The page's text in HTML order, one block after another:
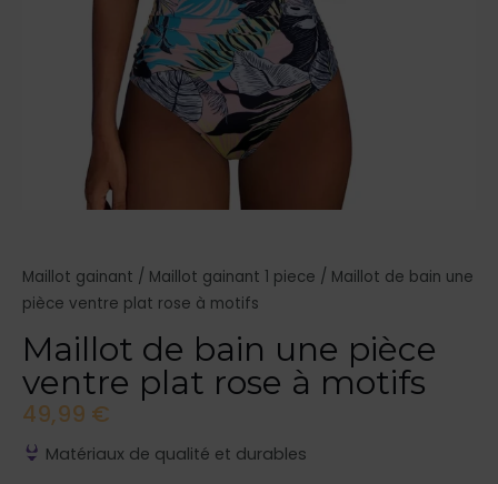
Maillot gainant / Maillot gainant 1 piece / Maillot de bain une
pièce ventre plat rose à motifs
Maillot de bain une pièce
ventre plat rose à motifs
49,99 €
Matériaux de qualité et durables